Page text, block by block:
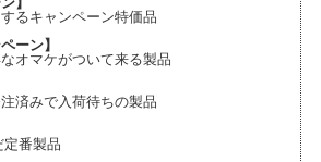
るキャンペーン特価品
ーン】
オマケがついて来る製品
済みで入荷待ちの製品
定番製品